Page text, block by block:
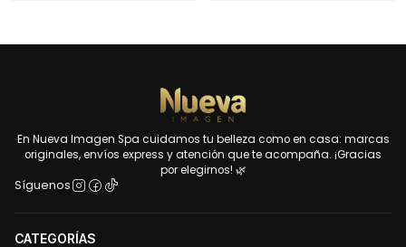
En Nueva Imagen Spa cuidamos tu belleza como en casa: marcas
originales, envíos express y atención que te acompaña. ¡Gracias
por elegirnos! 🌿
Síguenos
CATEGORÍAS